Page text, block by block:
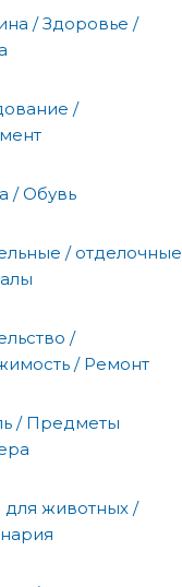
/ Здоровье /
/
/ Обувь
/ отделочные
/
/ Ремонт
/ Предметы
для животных /